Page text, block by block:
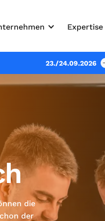
Expertise
23./24.09.2026
die
der